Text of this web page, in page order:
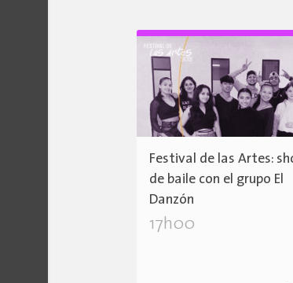
Festival de las Artes:
de baile con el grupo El
Danzón
17h00